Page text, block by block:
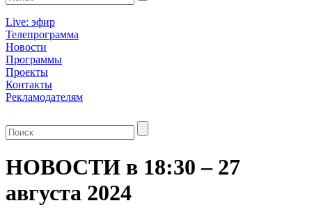
Live: эфир
Телепрограмма
Новости
Программы
Проекты
Контакты
Рекламодателям
НОВОСТИ в 18:30 – 27
августа 2024